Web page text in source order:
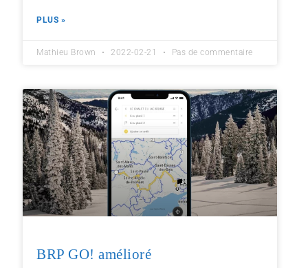
PLUS »
Mathieu Brown 2022-02-21 Pas de commentaire
BRP GO! amélioré